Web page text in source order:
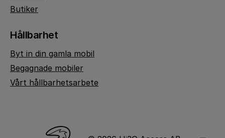
Butiker
Hållbarhet
Byt in din gamla mobil
Begagnade mobiler
Vårt hållbarhetsarbete